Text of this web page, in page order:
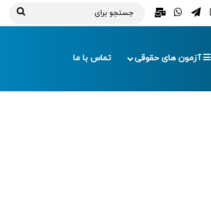
اینستاگرام
تلگرامواتس آپ
ایمیل
آزمون های حقوقی تماس با ما